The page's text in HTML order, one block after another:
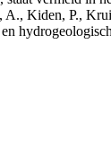
Kiden, P.,